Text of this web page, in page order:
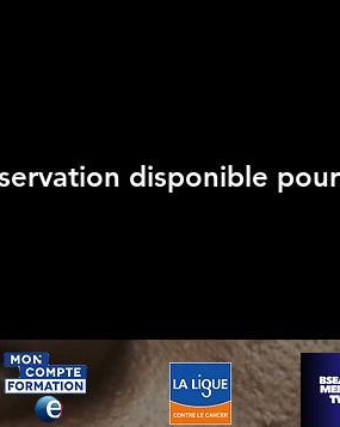
disponible